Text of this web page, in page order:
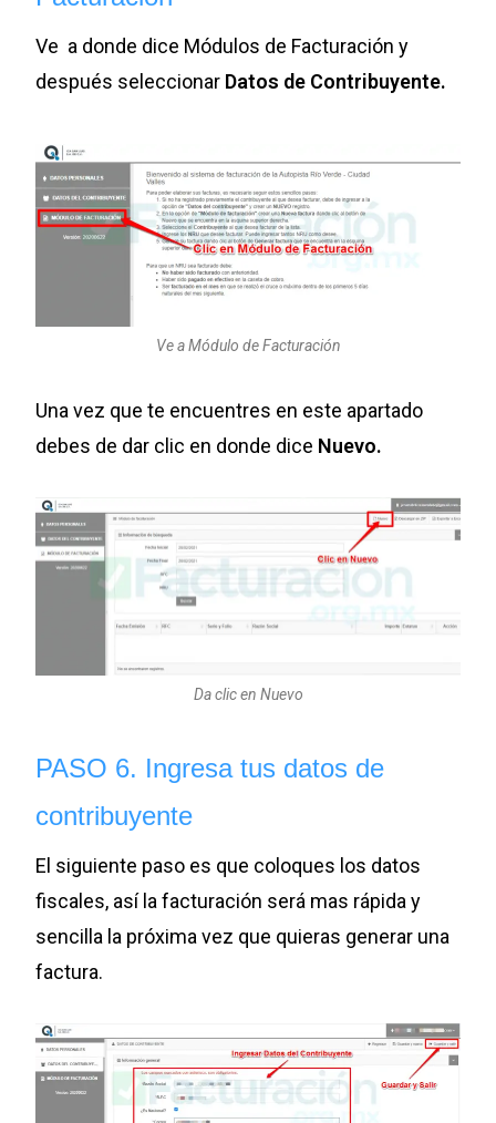
Ve a donde dice Módulos de Facturación y
después seleccionar Datos de Contribuyente.
Ve a Módulo de Facturación
Una vez que te encuentres en este apartado
debes de dar clic en donde dice Nuevo.
Da clic en Nuevo
PASO 6. Ingresa tus datos de
contribuyente
El siguiente paso es que coloques los datos
fiscales, así la facturación será mas rápida y
sencilla la próxima vez que quieras generar una
factura.